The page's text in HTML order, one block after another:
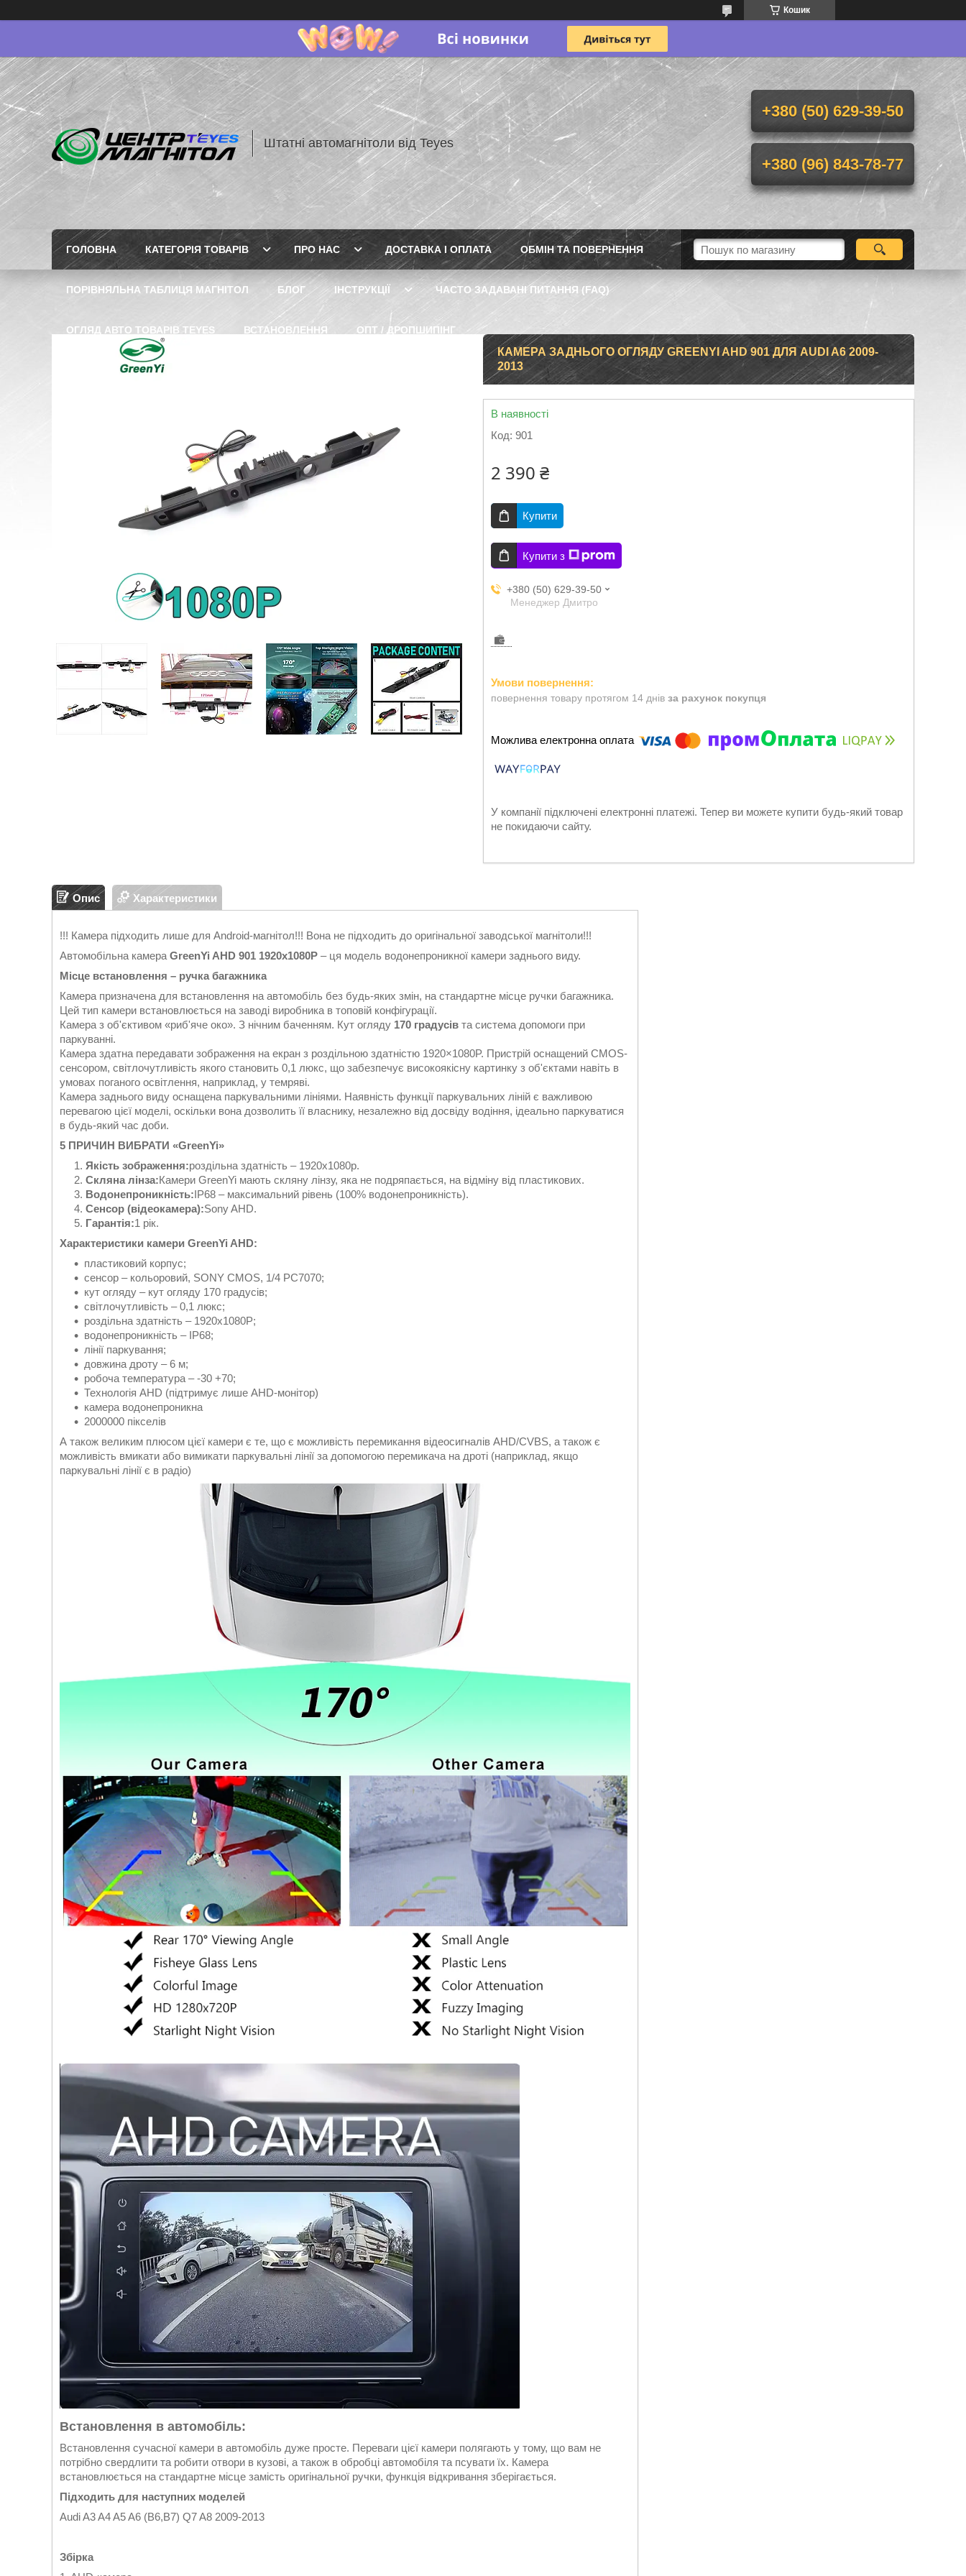
Кошик
Штатні автомагнітоли від Teyes
+380 (50) 629-39-50
+380 (96) 843-78-77
ГОЛОВНА КАТЕГОРІЯ ТОВАРІВ ПРО НАС ДОСТАВКА І ОПЛАТА ОБМІН ТА ПОВЕРНЕННЯ
ПОРІВНЯЛЬНА ТАБЛИЦЯ МАГНІТОЛ БЛОГ ІНСТРУКЦІЇ ЧАСТО ЗАДАВАНІ ПИТАННЯ (FAQ)
ОГЛЯД АВТО ТОВАРІВ TEYES ВСТАНОВЛЕННЯ ОПТ / ДРОПШИПІНГ
КАМЕРА ЗАДНЬОГО ОГЛЯДУ GREENYI AHD 901 ДЛЯ AUDI A6 2009-
2013
В наявності
Код: 901
2 390 ₴
Купити
Купити з
+380 (50) 629-39-50
Менеджер Дмитро
повернення товару протягом 14 днів за рахунок покупця
У компанії підключені електронні платежі. Тепер ви можете купити будь-який товар
не покидаючи сайту.
Опис Характеристики
!!! Камера підходить лише для Android-магнітол!!! Вона не підходить до оригінальної заводської магнітоли!!!
Автомобільна камера GreenYi AHD 901 1920x1080P – ця модель водонепроникної камери заднього виду.
Місце встановлення – ручка багажника
Камера призначена для встановлення на автомобіль без будь-яких змін, на стандартне місце ручки багажника.
Цей тип камери встановлюється на заводі виробника в топовій конфігурації.
Камера з об'єктивом «риб'яче око». З нічним баченням. Кут огляду 170 градусів та система допомоги при
паркуванні.
Камера здатна передавати зображення на екран з роздільною здатністю 1920×1080P. Пристрій оснащений CMOS-
сенсором, світлочутливість якого становить 0,1 люкс, що забезпечує високоякісну картинку з об'єктами навіть в
умовах поганого освітлення, наприклад, у темряві.
Камера заднього виду оснащена паркувальними лініями. Наявність функції паркувальних ліній є важливою
перевагою цієї моделі, оскільки вона дозволить її власнику, незалежно від досвіду водіння, ідеально паркуватися
в будь-який час доби.
5 ПРИЧИН ВИБРАТИ «GreenYi»
Якість зображення:роздільна здатність – 1920x1080p.
Скляна лінза:Камери GreenYi мають скляну лінзу, яка не подряпається, на відміну від пластикових.
Водонепроникність:IP68 – максимальний рівень (100% водонепроникність).
Сенсор (відеокамера):Sony AHD.
Гарантія:1 рік.
Характеристики камери GreenYi AHD:
пластиковий корпус;
сенсор – кольоровий, SONY CMOS, 1/4 PC7070;
кут огляду – кут огляду 170 градусів;
світлочутливість – 0,1 люкс;
роздільна здатність – 1920x1080P;
водонепроникність – IP68;
лінії паркування;
довжина дроту – 6 м;
робоча температура – -30 +70;
Технологія AHD (підтримує лише AHD-монітор)
камера водонепроникна
2000000 пікселів
А також великим плюсом цієї камери є те, що є можливість перемикання відеосигналів AHD/CVBS, а також є
можливість вмикати або вимикати паркувальні лінії за допомогою перемикача на дроті (наприклад, якщо
паркувальні лінії є в радіо)
Встановлення в автомобіль:
Встановлення сучасної камери в автомобіль дуже просте. Переваги цієї камери полягають у тому, що вам не
потрібно свердлити та робити отвори в кузові, а також в обробці автомобіля та псувати їх. Камера
встановлюється на стандартне місце замість оригінальної ручки, функція відкривання зберігається.
Підходить для наступних моделей
Audi A3 A4 A5 A6 (B6,B7) Q7 A8 2009-2013
Збірка